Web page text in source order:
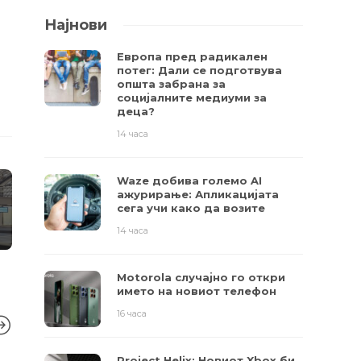
Најнови
Европа пред радикален
потег: Дали се подготвува
општа забрана за
социјалните медиуми за
деца?
14 часа
Waze добива големо AI
ажурирање: Апликацијата
сега учи како да возите
14 часа
Motorola случајно го откри
името на новиот телефон
16 часа